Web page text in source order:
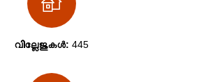
വില്ലേജുകള്‍: 445